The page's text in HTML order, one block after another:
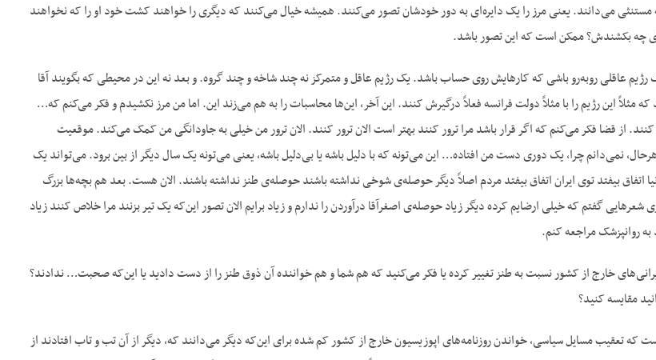
می‌دانند. یعنی مرز را یک دایره‌ای به دور خودشان تصور می‌کنند. همیشه خیال می‌کنند که دیگری را خواهند کشت خود او را که نخواهند
چه بکشندش؟ ممکن است که این تصور باشد.
رژیم عاقلی روبه‌رو باشی که کارهایش روی حساب باشد. یک رژیم عاقل و متمرکز نه چند شاخه و چند گروه. و بعد نه این در محیطی که بگویند آقا
مثلاً این رژیم را با مثلاً دولت فرانسه فعلاً درگیرش کنند. این آخر، این‌ها محاسبات را به هم می‌زند این. اما من مرز نکشیدم و فکر می‌کنم که…
کنند. از قضا فکر می‌کنم که اگر قرار باشد مرا ترور کنند بهتر است الان ترور کنند. الان ترور من خیلی به جاودانگی من کمک می‌کند. موقعیت
نمی‌دانم چرا، یک دوری دست من افتاده… این می‌تونه که با دلیل باشه یا بی‌دلیل باشه، یعنی می‌تونه یک سال دیگر از بین برود. می‌تواند یک
اتفاق بیفتد توی ایران اتفاق بیفتد مردم اصلاً دیگر حوصله‌ی شوخی نداشته باشند حوصله‌ی طنز نداشته باشند. الان هست. بعد هم بچه‌ها بزرگ
گفتم که خیلی ارضایم کرده دیگر زیاد حوصله‌ی اصغرآقا درآوردن را ندارم و زیاد برایم الان تصور این‌که یک تیر بزنند مرا خلاص کنند زیاد
روانپزشک مراجعه کنم.
خارج از کشور نسبت به طنز تغییر کرده یا فکر می‌کنید که هم شما و هم خواننده آن ذوق طنز را از دست دادید یا این‌که صحبت… ندادند؟
مقایسه کنید؟
که تعقیب مسایل سیاسی، خواندن روزنامه‌های اپوزیسیون خارج از کشور کم شده برای این‌که دیگر می‌دانند که، دیگر از آن تب و تاب افتادند از